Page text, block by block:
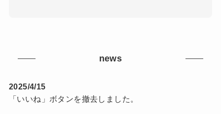
news
2025/4/15
「いいね」ボタンを撤去しました。